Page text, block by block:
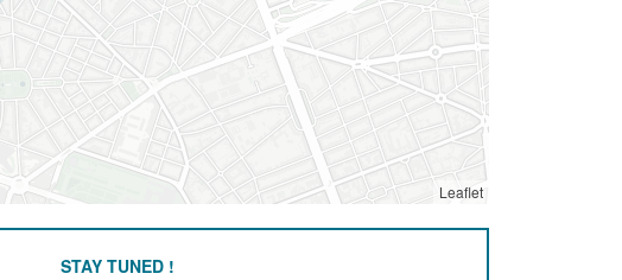
Leaflet
STAY TUNED !